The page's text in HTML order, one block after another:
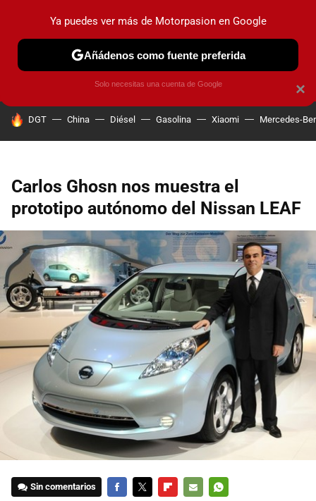
PRUEBAS COCHES ELÉCTRICOS OBSERVATORIO
HOY SE HABLA DE
DGT China Diésel Gasolina Xiaomi Mercedes-
Carlos Ghosn nos muestra el
prototipo autónomo del Nissan LEAF
Sin comentarios
×
Ya puedes ver más de Motorpasion en Google
Añádenos como fuente preferida
Solo necesitas una cuenta de Google